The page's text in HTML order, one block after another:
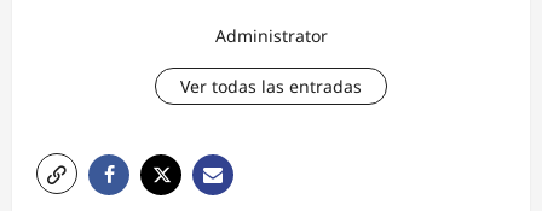
Administrator
Ver todas las entradas